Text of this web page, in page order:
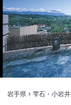
岩手県 雫石・小岩